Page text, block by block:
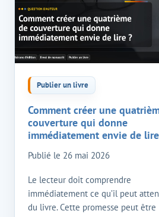
Publier un livre
Comment créer une
couverture qui donne
immédiatement envie de
Publié le 26 mai 2026
Le lecteur doit comprendre
immédiatement ce qu’il peut
du livre. Cette promesse peut être